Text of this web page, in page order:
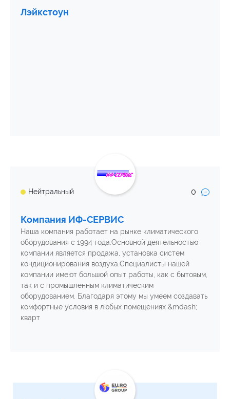
Лэйкстоун
Нейтральный 0
Компания ИФ-СЕРВИС
Наша компания работает на рынке климатического
оборудования с 1994 года.Основной деятельностью
компании является продажа, установка систем
кондиционирования воздуха.Специалисты нашей
компании имеют большой опыт работы, как с бытовым,
так и с промышленным климатическим
оборудованием. Благодаря этому мы умеем создавать
комфортные условия в любых помещениях &mdash;
кварт